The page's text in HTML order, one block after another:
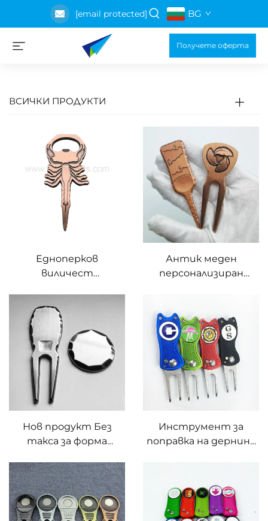
[email protected] BG
Получете оферта
ВСИЧКИ ПРОДУКТИ
Едноперков
виличест
голф игрище,
отворачвач за
бутилки, меден
метален
инструмент за
дивот
Антик меден
персонализиран
поправка на дернина
с маркер за топка
Нов продукт Без
такса за форма
поправка на маркери
за голф вилка с
персонализирано
гравиране Маркер за
Инструмент за
поправка на дернина
голф